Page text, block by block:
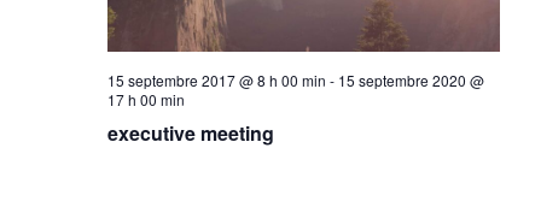
15 septembre 2017 @ 8 h 00 min - 15 septembre 2020 @
17 h 00 min
executive meeting